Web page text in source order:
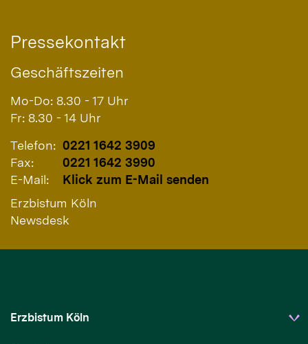
Pressekontakt
Geschäftszeiten
Mo-Do: 8.30 - 17 Uhr
Fr: 8.30 - 14 Uhr
Telefon: 0221 1642 3909
Fax:
0221 1642 3990
E-Mail:
Klick zum E-Mail senden
Erzbistum Köln
Newsdesk
Erzbistum Köln